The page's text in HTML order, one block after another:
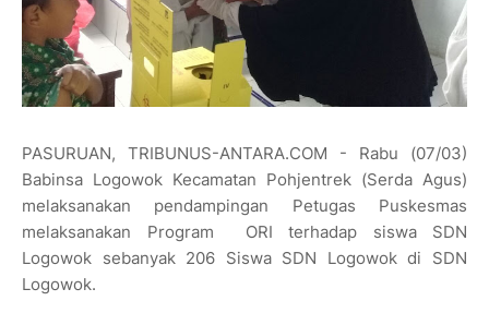
PASURUAN, TRIBUNUS-ANTARA.COM - Rabu (07/03)
Babinsa Logowok Kecamatan Pohjentrek (Serda Agus)
melaksanakan pendampingan Petugas Puskesmas
melaksanakan Program ORI terhadap siswa SDN
Logowok sebanyak 206 Siswa SDN Logowok di SDN
Logowok.